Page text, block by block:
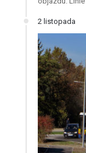
2 listopada